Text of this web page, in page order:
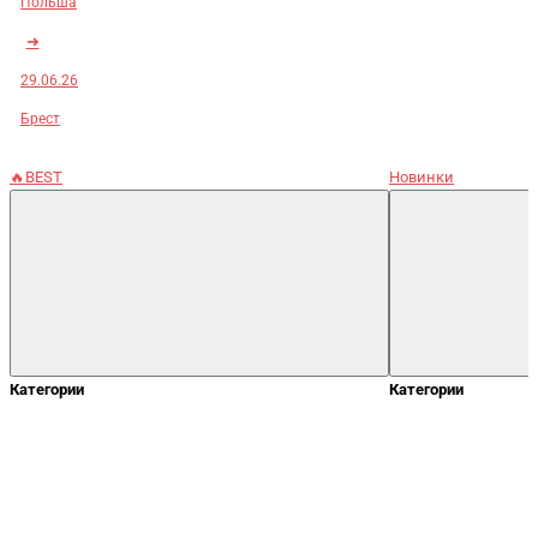
➜
29.06.26
Брест
🔥BEST
Категории
Новинки
Категории